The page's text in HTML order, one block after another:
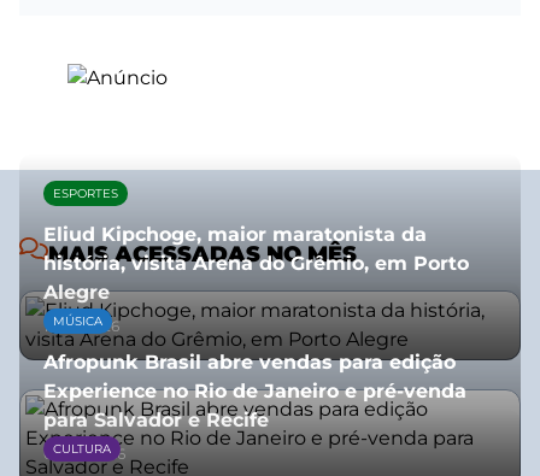
MAIS ACESSADAS NO MÊS
ESPORTES
Eliud Kipchoge, maior maratonista da
história, visita Arena do Grêmio, em Porto
Alegre
10/07/2026
MÚSICA
Afropunk Brasil abre vendas para edição
Experience no Rio de Janeiro e pré-venda
para Salvador e Recife
03/08/2026
CULTURA